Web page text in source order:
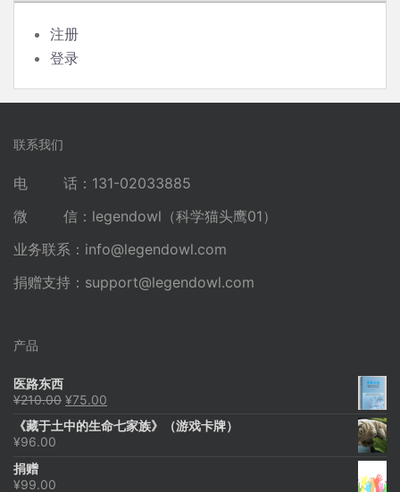
注册
登录
联系我们
电 话：131-02033885
微 信：legendowl（科学猫头鹰01）
业务联系： info@legendowl.com
捐赠支持： support@legendowl.com
产品
医路东西
¥210.00 原
为：
¥75.00
价
《藏于土中的生命七家族》（游戏卡牌）
¥96.00
捐赠
¥99.00